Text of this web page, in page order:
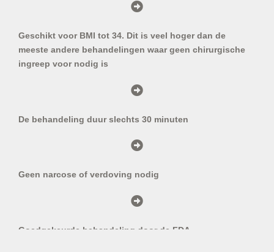
Geschikt voor BMI tot 34. Dit is veel hoger dan de
meeste andere behandelingen waar geen chirurgische
ingreep voor nodig is
De behandeling duur slechts 30 minuten
Geen narcose of verdoving nodig
Goedgekeurde behandeling door de FDA